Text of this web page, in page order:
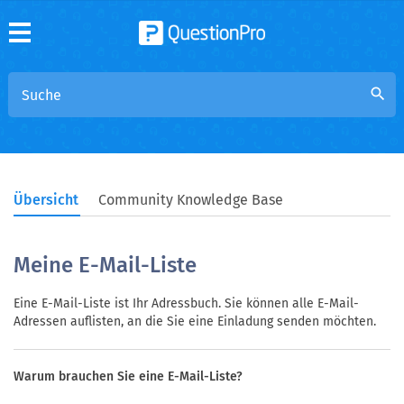
search
Übersicht Community Knowledge Base
Meine E-Mail-Liste
Eine E-Mail-Liste ist Ihr Adressbuch. Sie können alle E-Mail-
Adressen auflisten, an die Sie eine Einladung senden möchten.
Warum brauchen Sie eine E-Mail-Liste?